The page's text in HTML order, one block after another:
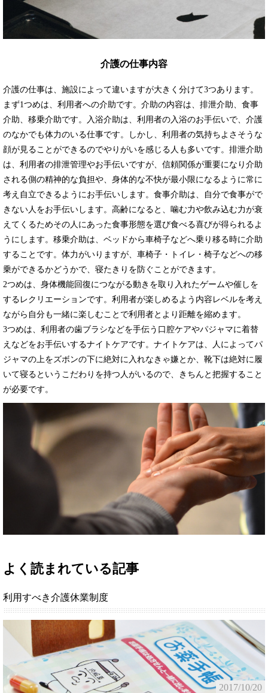
介護の仕事内容
介護の仕事は、施設によって違いますが大きく分けて3つあります。
まず1つめは、利用者への介助です。介助の内容は、排泄介助、食事
介助、移乗介助です。入浴介助は、利用者の入浴のお手伝いで、介護
のなかでも体力のいる仕事です。しかし、利用者の気持ちよさそうな
顔が見ることができるのでやりがいを感じる人も多いです。排泄介助
は、利用者の排泄管理やお手伝いですが、信頼関係が重要になり介助
される側の精神的な負担や、身体的な不快が最小限になるように常に
考え自立できるようにお手伝いします。食事介助は、自分で食事がで
きない人をお手伝いします。高齢になると、噛む力や飲み込む力が衰
えてくるためその人にあった食事形態を選び食べる喜びが得られるよ
うにします。移乗介助は、ベッドから車椅子などへ乗り移る時に介助
することです。体力がいりますが、車椅子・トイレ・椅子などへの移
乗ができるかどうかで、寝たきりを防ぐことができます。
2つめは、身体機能回復につながる動きを取り入れたゲームや催しを
するレクリエーションです。利用者が楽しめるよう内容レベルを考え
ながら自分も一緒に楽しむことで利用者とより距離を縮めます。
3つめは、利用者の歯ブラシなどを手伝う口腔ケアやパジャマに着替
えなどをお手伝いするナイトケアです。ナイトケアは、人によってパ
ジャマの上をズボンの下に絶対に入れなきゃ嫌とか、靴下は絶対に履
いて寝るというこだわりを持つ人がいるので、きちんと把握すること
が必要です。
よく読まれている記事
利用すべき介護休業制度
2017/10/20